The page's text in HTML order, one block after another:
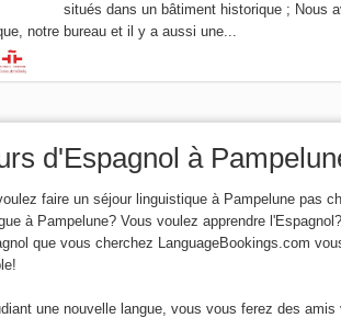
situés dans un bâtiment historique ; Nous
notre bureau et il y a aussi une...
d'Espagnol à
faire un séjour linguistique à Pampelune pas
à Pampelune? Vous voulez apprendre
que vous cherchez LanguageBookings.com
une nouvelle langue, vous vous ferez des amis